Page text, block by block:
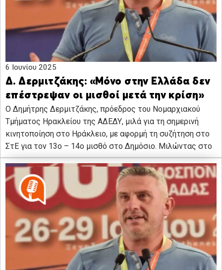
6 Ιουνίου 2025
Δ. Δερμιτζάκης: «Μόνο στην Ελλάδα δεν
επέστρεψαν οι μισθοί μετά την κρίση»
Ο Δημήτρης Δερμιτζάκης, πρόεδρος του Νομαρχιακού
Τμήματος Ηρακλείου της ΑΔΕΔΥ, μιλά για τη σημερινή
κινητοποίηση στο Ηράκλειο, με αφορμή τη συζήτηση στο
ΣτΕ για τον 13ο – 14ο μισθό στο Δημόσιο. Μιλώντας στο